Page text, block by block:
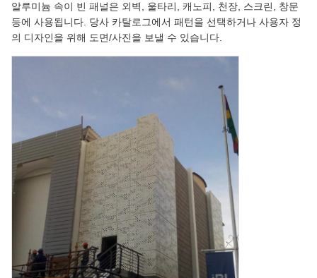
알루미늄 속이 빈 패널은 외벽, 울타리, 캐노피, 천장, 스크린, 창문
등에 사용됩니다. 당사 카탈로그에서 패턴을 선택하거나 사용자 정
의 디자인을 위해 도면/사진을 보낼 수 있습니다.